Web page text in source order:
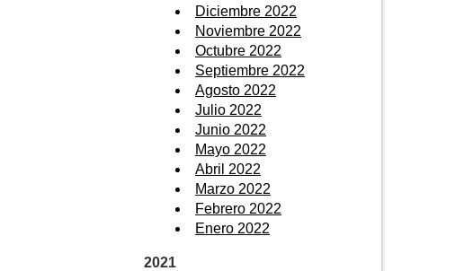
Diciembre 2022
Noviembre 2022
Octubre 2022
Septiembre 2022
Agosto 2022
Julio 2022
Junio 2022
Mayo 2022
Abril 2022
Marzo 2022
Febrero 2022
Enero 2022
2021